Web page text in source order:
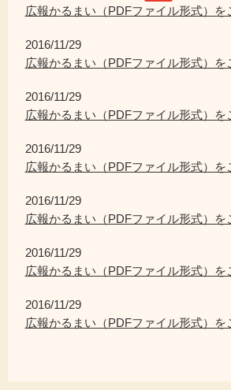
広報かるまい（PDFファイル形式）を
2016/11/29
広報かるまい（PDFファイル形式）を
2016/11/29
広報かるまい（PDFファイル形式）を
2016/11/29
広報かるまい（PDFファイル形式）を
2016/11/29
広報かるまい（PDFファイル形式）を
2016/11/29
広報かるまい（PDFファイル形式）を
2016/11/29
広報かるまい（PDFファイル形式）を